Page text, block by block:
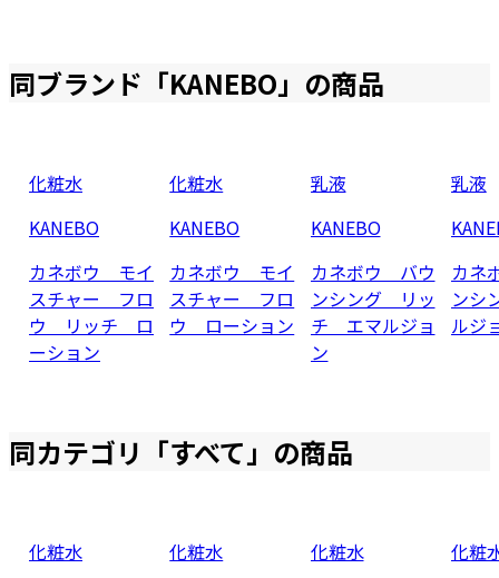
同ブランド「KANEBO 」の商品
化粧水
KANEBO
カネボウ モイ
スチャー フロ
ウ リッチ ロ
ーション
化粧水
KANEBO
カネボウ モイ
スチャー フロ
ウ ローション
乳液
KANEBO
カネボウ バウ
ンシング リッ
チ エマルジョ
ン
乳液
カネ
ンシ
ルジ
同カテゴリ「すべて 」の商品
化粧水
化粧水
化粧水
化粧